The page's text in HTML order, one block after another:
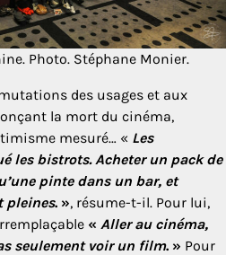
Photo. Stéphane Monier.
des usages et aux
la mort du cinéma,
mesuré… « Les
les bistrots. Acheter un pack de
pinte dans un bar, et
pleines. », résume-t-il. Pour lui,
« Aller au cinéma,
seulement voir un film. » Pour